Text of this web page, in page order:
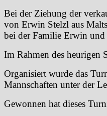
Bei der Ziehung der
von Erwin Stelzl aus
bei der Familie Erwin
Im Rahmen des heurigen
Organisiert wurde das
Mannschaften unter der
Gewonnen hat dieses